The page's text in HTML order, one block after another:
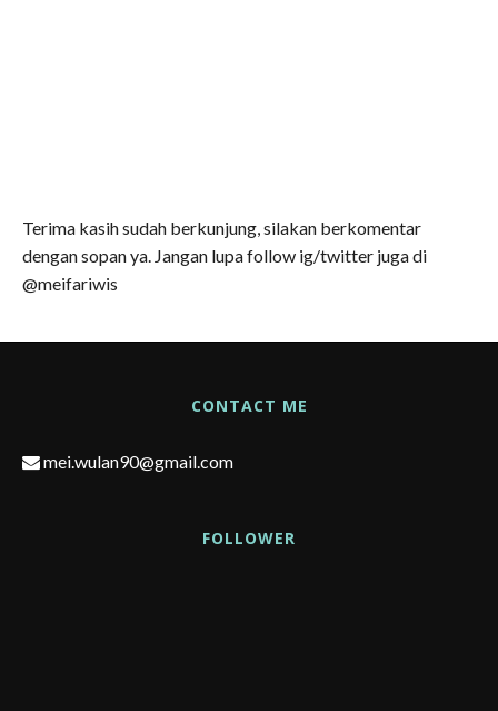
Terima kasih sudah berkunjung, silakan berkomentar
dengan sopan ya. Jangan lupa follow ig/twitter juga di
@meifariwis
CONTACT ME
mei.wulan90@gmail.com
FOLLOWER